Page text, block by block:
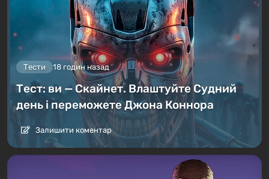
Тести 18 годин назад
Тест: ви — Скайнет. Влаштуйте Судний
день і переможете Джона Коннора
Залишити коментар